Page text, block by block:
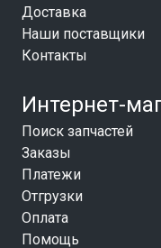
Доставка
Наши поставщики
Контакты
Интернет-
Поиск запчастей
Заказы
Платежи
Отгрузки
Оплата
Помощь